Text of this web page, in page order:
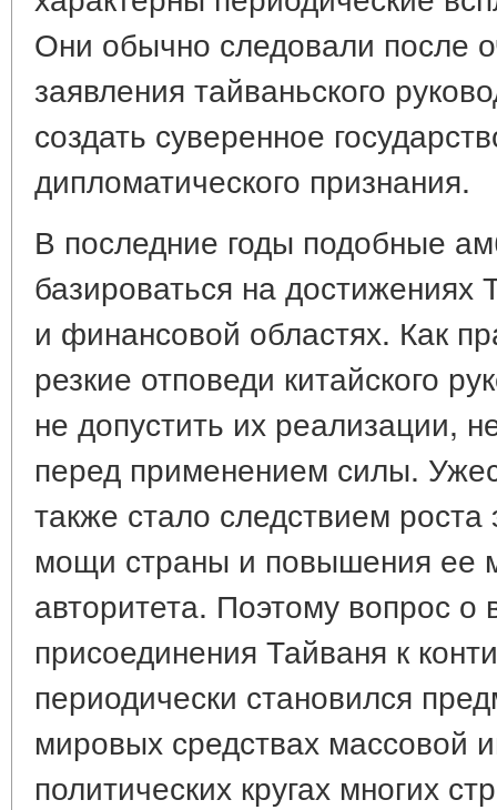
Они обычно следовали после
заявления тайваньского
создать суверенное
дипломатического признания.
В последние годы подобные
базироваться на достижениях
и финансовой областях. Как
резкие отповеди китайского
не допустить их реализации,
перед применением силы.
также стало следствием
мощи страны и повышения ее
авторитета. Поэтому вопрос о
присоединения Тайваня к
периодически становился
мировых средствах массовой
политических кругах многих